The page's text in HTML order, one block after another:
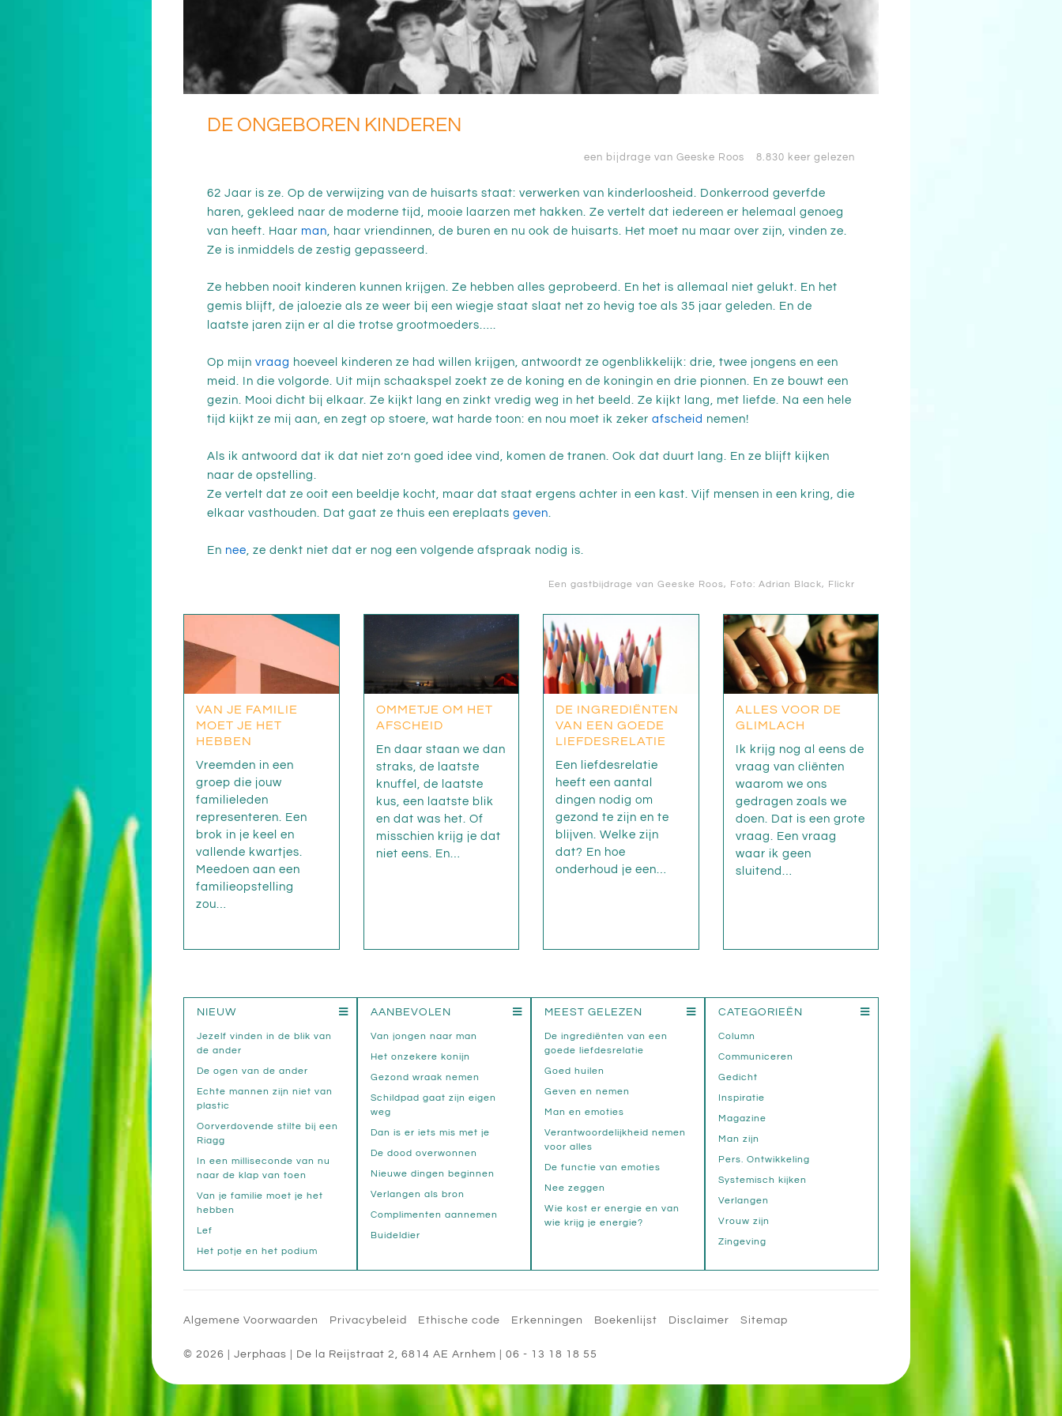
DE ONGEBOREN KINDEREN
een bijdrage van Geeske Roos 8.830 keer gelezen
62 Jaar is ze. Op de verwijzing van de huisarts staat: verwerken van kinderloosheid. Donkerrood geverfde
haren, gekleed naar de moderne tijd, mooie laarzen met hakken. Ze vertelt dat iedereen er helemaal genoeg
van heeft. Haar man , haar vriendinnen, de buren en nu ook de huisarts. Het moet nu maar over zijn, vinden ze.
Ze is inmiddels de zestig gepasseerd.
Ze hebben nooit kinderen kunnen krijgen. Ze hebben alles geprobeerd. En het is allemaal niet gelukt. En het
gemis blijft, de jaloezie als ze weer bij een wiegje staat slaat net zo hevig toe als 35 jaar geleden. En de
laatste jaren zijn er al die trotse grootmoeders…..
Op mijn vraag hoeveel kinderen ze had willen krijgen, antwoordt ze ogenblikkelijk: drie, twee jongens en een
meid. In die volgorde. Uit mijn schaakspel zoekt ze de koning en de koningin en drie pionnen. En ze bouwt een
gezin. Mooi dicht bij elkaar. Ze kijkt lang en zinkt vredig weg in het beeld. Ze kijkt lang, met liefde. Na een hele
tijd kijkt ze mij aan, en zegt op stoere, wat harde toon: en nou moet ik zeker afscheid nemen!
Als ik antwoord dat ik dat niet zo’n goed idee vind, komen de tranen. Ook dat duurt lang. En ze blijft kijken
naar de opstelling.
Ze vertelt dat ze ooit een beeldje kocht, maar dat staat ergens achter in een kast. Vijf mensen in een kring, die
elkaar vasthouden. Dat gaat ze thuis een ereplaats geven
En nee , ze denkt niet dat er nog een volgende afspraak nodig is.
Een gastbijdrage van Geeske Roos, Foto: Adrian Black, Flickr
VAN JE FAMILIE
MOET JE HET
HEBBEN
Vreemden in een
groep die jouw
familieleden
representeren. Een
brok in je keel en
vallende kwartjes.
Meedoen aan een
familieopstelling
zou…
OMMETJE OM HET
AFSCHEID
En daar staan we dan
straks, de laatste
knuffel, de laatste
kus, een laatste blik
en dat was het. Of
misschien krijg je dat
niet eens. En…
DE INGREDIËNTEN
VAN EEN GOEDE
LIEFDESRELATIE
Een liefdesrelatie
heeft een aantal
dingen nodig om
gezond te zijn en te
blijven. Welke zijn
dat? En hoe
onderhoud je een…
ALLES VOOR DE
GLIMLACH
Ik krijg nog al eens de
vraag van cliënten
waarom we ons
gedragen zoals we
doen. Dat is een grote
vraag. Een vraag
waar ik geen
sluitend…
NIEUW
Jezelf vinden in de blik van
de ander
De ogen van de ander
Echte mannen zijn niet van
plastic
Oorverdovende stilte bij een
Riagg
In een milliseconde van nu
naar de klap van toen
Van je familie moet je het
hebben
Lef
Het potje en het podium
AANBEVOLEN
Van jongen naar man
Het onzekere konijn
Gezond wraak nemen
Schildpad gaat zijn eigen
weg
Dan is er iets mis met je
De dood overwonnen
Nieuwe dingen beginnen
Verlangen als bron
Complimenten aannemen
Buideldier
MEEST GELEZEN
De ingrediënten van een
goede liefdesrelatie
Goed huilen
Geven en nemen
Man en emoties
Verantwoordelijkheid nemen
voor alles
De functie van emoties
Nee zeggen
Wie kost er energie en van
wie krijg je energie?
CATEGORIEËN
Column
Communiceren
Gedicht
Inspiratie
Magazine
Man zijn
Pers. Ontwikkeling
Systemisch kijken
Verlangen
Vrouw zijn
Zingeving
Algemene Voorwaarden Privacybeleid Ethische code Erkenningen Boekenlijst Disclaimer Sitemap
© 2026 | Jerphaas De la Reijstraat 2, 6814 AE Arnhem 06 - 13 18 18 55